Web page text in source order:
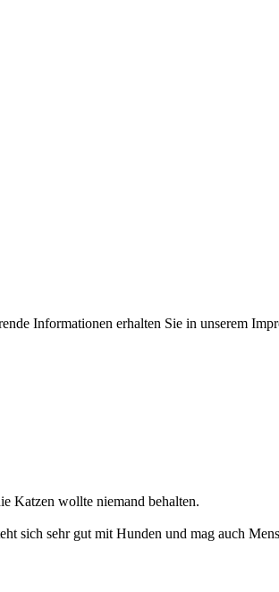
Informationen erhalten Sie in unserem
Katzen wollte niemand behalten.
sich sehr gut mit Hunden und mag auch